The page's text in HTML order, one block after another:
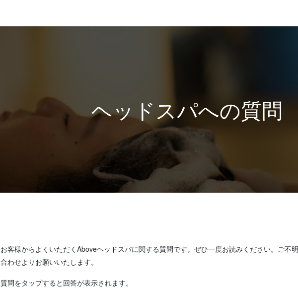
ヘッドスパへの質問
お客様からよくいただくAboveヘッドスパに関する質問です。ぜひ一度お読みください。ご不
合わせよりお願いいたします。
質問をタップすると回答が表示されます。